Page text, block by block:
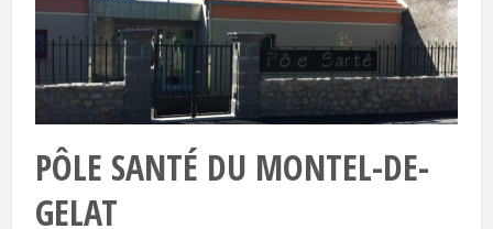
PÔLE SANTÉ DU MONTEL-DE-
GELAT